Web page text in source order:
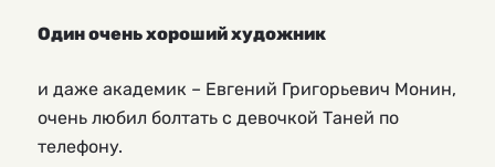
Один очень хороший художник
и даже академик – Евгений Григорьевич Монин,
очень любил болтать с девочкой Таней по
телефону.